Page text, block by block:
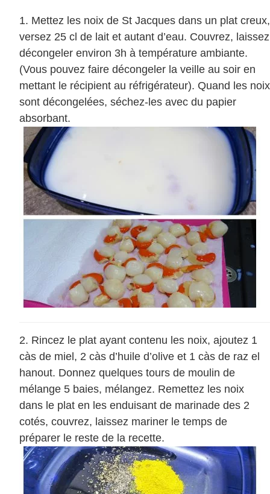
Mettez les noix de St Jacques dans un plat creux,
versez 25 cl de lait et autant d’eau. Couvrez, laissez
décongeler environ 3h à température ambiante.
(Vous pouvez faire décongeler la veille au soir en
mettant le récipient au réfrigérateur). Quand les noix
sont décongelées, séchez-les avec du papier
absorbant.
Rincez le plat ayant contenu les noix, ajoutez 1
càs de miel, 2 càs d’huile d’olive et 1 càs de raz el
hanout. Donnez quelques tours de moulin de
mélange 5 baies, mélangez. Remettez les noix
dans le plat en les enduisant de marinade des 2
cotés, couvrez, laissez mariner le temps de
préparer le reste de la recette.